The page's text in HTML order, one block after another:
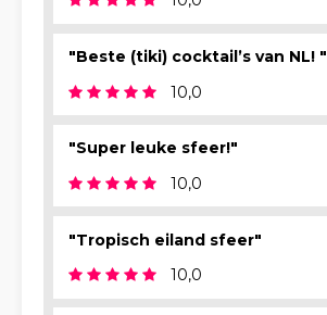
"Beste (tiki) cocktail’s van NL! "
10,0
"Super leuke sfeer!"
10,0
"Tropisch eiland sfeer"
10,0